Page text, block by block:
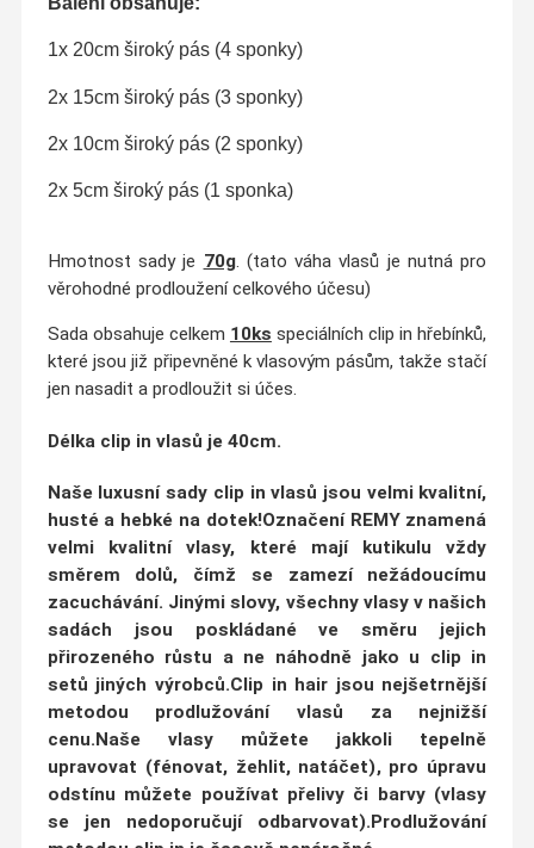
1x 20cm široký pás (4 sponky)
2x 15cm široký pás (3 sponky)
2x 10cm široký pás (2 sponky)
2x 5cm široký pás (1 sponka)
Hmotnost sady je 70g. (tato váha vlasů je nutná pro
věrohodné prodloužení celkového účesu)
Sada obsahuje celkem 10ks speciálních clip in hřebínků,
které jsou již připevněné k vlasovým pásům, takže stačí
jen nasadit a prodloužit si účes.
Délka clip in vlasů je 40cm.
Naše luxusní sady clip in vlasů jsou velmi kvalitní,
husté a hebké na dotek!Označení REMYznamená
velmi kvalitní vlasy, které mají kutikulu vždy
směrem dolů, čímž se zamezí nežádoucímu
zacuchávání. Jinými slovy, všechny vlasy v našich
sadách jsou poskládané vesměru jejich
přirozeného růstu a ne náhodně jako u clip in
setů jiných výrobců.Clip in hair jsou nejšetrnější
metodou prodlužování vlasů za nejnižší
cenu.Naše vlasy můžete jakkoli tepelně
upravovat (fénovat, žehlit, natáčet), pro úpravu
odstínu můžete používat přelivy či barvy (vlasy
se jen nedoporučují odbarvovat).Prodlužování